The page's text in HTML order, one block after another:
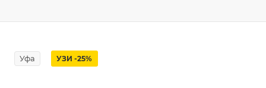
Уфа УЗИ -25%